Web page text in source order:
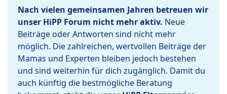
Nach vielen gemeinsamen Jahren betreuen wir
unser HiPP Forum nicht mehr aktiv. Neue
Beiträge oder Antworten sind nicht mehr
möglich. Die zahlreichen, wertvollen Beiträge der
Mamas und Experten bleiben jedoch bestehen
und sind weiterhin für dich zugänglich. Damit du
auch künftig die bestmögliche Beratung